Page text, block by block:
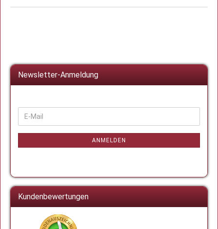
Newsletter-Anmeldung
WEITER
ZUR
NEWSLETTER-
E-
Mail
ANMELDEN
Kundenbewertungen